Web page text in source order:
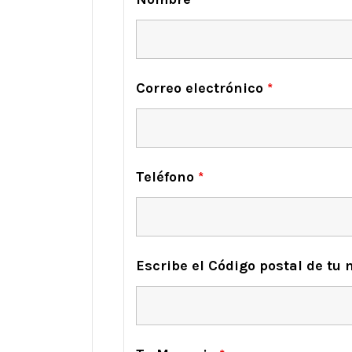
Correo electrónico *
Teléfono *
Escribe el Código postal de tu